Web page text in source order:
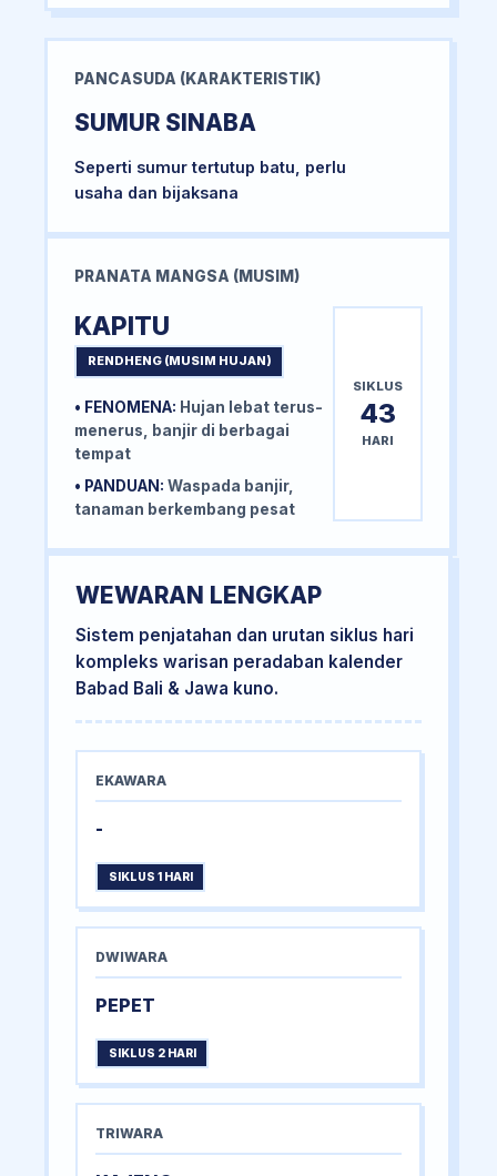
PANCASUDA (KARAKTERISTIK)
SUMUR SINABA
Seperti sumur tertutup batu, perlu
usaha dan bijaksana
PRANATA MANGSA (MUSIM)
KAPITU
RENDHENG (MUSIM HUJAN)
• FENOMENA: Hujan lebat terus-
menerus, banjir di berbagai
tempat
• PANDUAN: Waspada banjir,
tanaman berkembang pesat
SIKLUS
43
HARI
WEWARAN LENGKAP
Sistem penjatahan dan urutan siklus hari
kompleks warisan peradaban kalender
Babad Bali & Jawa kuno.
EKAWARA
-
SIKLUS 1 HARI
DWIWARA
PEPET
SIKLUS 2 HARI
TRIWARA